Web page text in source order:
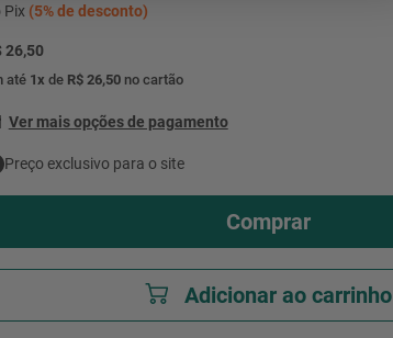
Pix (5%de desconto)
26,50
até 1x de R$ 26,50no cartão
Ver mais opções de pagamento
Preço exclusivo para o site
Comprar
Adicionar ao carrinho